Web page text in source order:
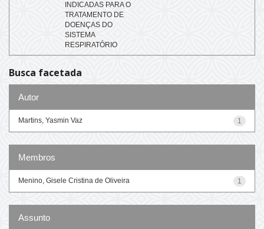
INDICADAS PARA O
TRATAMENTO DE
DOENÇAS DO
SISTEMA
RESPIRATÓRIO
Busca facetada
Autor
1
Martins, Yasmin Vaz
Membros
1
Menino, Gisele Cristina de Oliveira
Assunto